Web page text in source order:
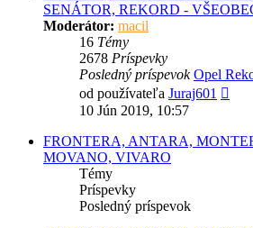
SENÁTOR, REKORD -
Moderátor: macil
16 Témy
2678 Príspevky
Posledný príspevok Opel
od používateľa Juraj601
10 Jún 2019, 10:57
FRONTERA, ANTARA,
MOVANO, VIVARO
Témy
Príspevky
Posledný príspevok